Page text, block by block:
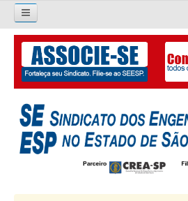
Pesquisar...
O SINDICATO
APRESENTAÇÃO
PALAVRA DO PRESIDENTE
DIRETORIA